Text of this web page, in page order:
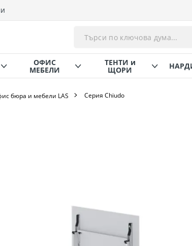
ОФИС
МЕБЕЛИ
ТЕНТИ и
ЩОРИ
бюра и мебели LAS Серия Chiudo